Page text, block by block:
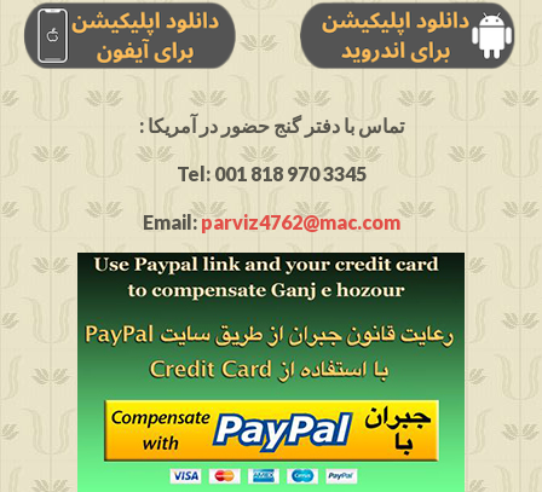
: تماس با دفتر گنج حضور در آمریکا
Tel: 001 818 970 3345
Email:parviz4762@mac.com